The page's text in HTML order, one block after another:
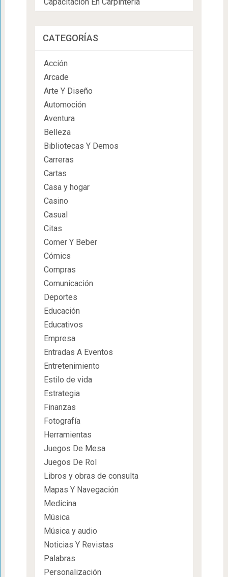
CATEGORÍAS
Acción
Arcade
Arte Y Diseño
Automoción
Aventura
Belleza
Bibliotecas Y Demos
Carreras
Cartas
Casa y hogar
Casino
Casual
Citas
Comer Y Beber
Cómics
Compras
Comunicación
Deportes
Educación
Educativos
Empresa
Entradas A Eventos
Entretenimiento
Estilo de vida
Estrategia
Finanzas
Fotografía
Herramientas
Juegos De Mesa
Juegos De Rol
Libros y obras de consulta
Mapas Y Navegación
Medicina
Música
Música y audio
Noticias Y Revistas
Palabras
Personalización